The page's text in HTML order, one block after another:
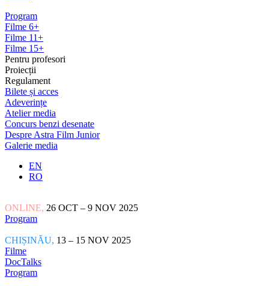
Program
Filme 6+
Filme 11+
Filme 15+
Pentru profesori
Proiecții
Regulament
Bilete și acces
Adeverințe
Atelier media
Concurs benzi desenate
Despre Astra Film Junior
Galerie media
EN
RO
ONLINE, 26 OCT – 9 NOV 2025
Program
CHIȘINĂU, 13 – 15 NOV 2025
Filme
DocTalks
Program